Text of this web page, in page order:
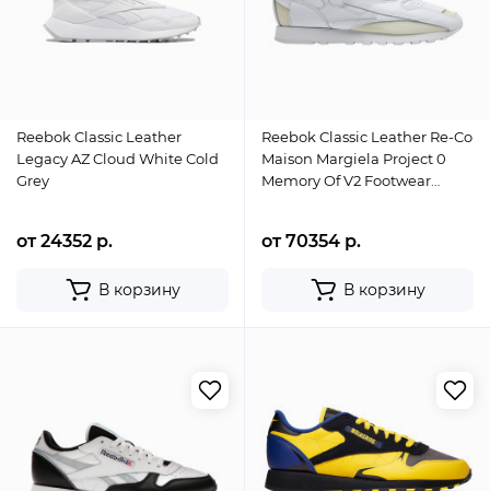
Reebok Classic Leather
Legacy AZ Cloud White Cold
Grey
от 24352 р.
В корзину
Reebok Classic Leather Re-Co
Maison Margiela Project 0
Memory Of V2 Footwear
от 70354 р.
В корзину